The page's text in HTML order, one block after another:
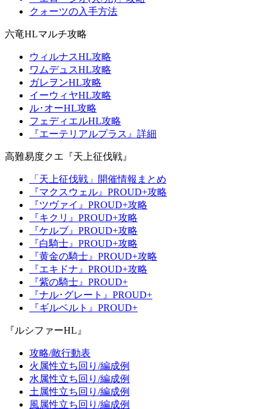
クォーツの入手方法
六竜HLマルチ攻略
ウィルナスHL攻略
ワムデュスHL攻略
ガレヲンHL攻略
イーウィヤHL攻略
ル･オーHL攻略
フェディエルHL攻略
『エーテリアルプラス』詳細
高難易度クエ『天上征伐戦』
「天上征伐戦」開催情報まとめ
『マクスウェル』PROUD+攻略
『ツヴァイ』PROUD+攻略
『キクリ』PROUD+攻略
『ケルブ』PROUD+攻略
『白騎士』PROUD+攻略
『黄金の騎士』PROUD+攻略
『エキドナ』PROUD+攻略
『紫の騎士』PROUD+
『ナル･グレート』PROUD+
『ギルベルト』PROUD+
『ルシファーHL』
攻略/敵行動表
火属性立ち回り/編成例
水属性立ち回り/編成例
土属性立ち回り/編成例
風属性立ち回り/編成例